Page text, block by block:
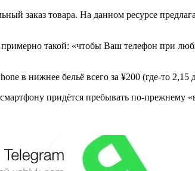
заказ товара. На данном ресурсе
такой: «чтобы Ваш телефон при
в нижнее бельё всего за ¥200 (где-то 2,15
придётся пребывать по-прежнему